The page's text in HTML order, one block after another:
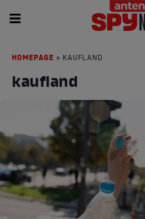
HOMEPAGE » KAUFLAND
kaufland